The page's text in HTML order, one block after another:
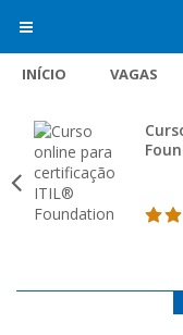
INÍCIO VAGAS